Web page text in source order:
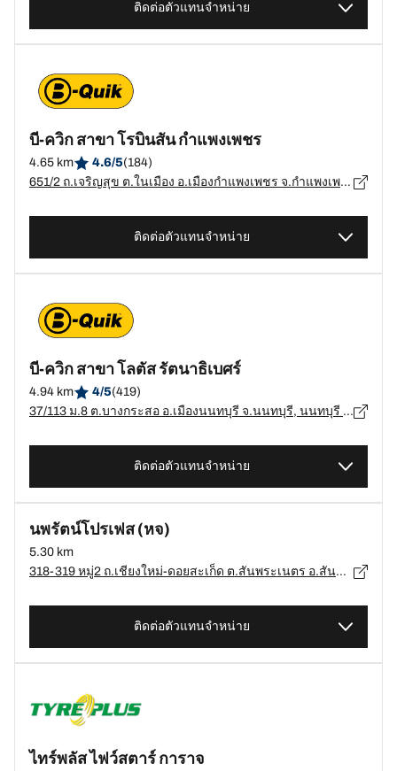
ติดต่อตัวแทนจำหน่าย
บี-ควิก สาขา โรบินสัน กำแพงเพชร
4.65 km 4.6/5(184)
651/2 ถ.เจริญสุข ต.ในเมือง อ.เมืองกำแพงเพชร จ.กำแพงเพชร, กำแพงเพชร - 62000
ติดต่อตัวแทนจำหน่าย
บี-ควิก สาขา โลตัส รัตนาธิเบศร์
4.94 km 4/5(419)
37/113 ม.8 ต.บางกระสอ อ.เมืองนนทบุรี จ.นนทบุรี, นนทบุรี - 11110
ติดต่อตัวแทนจำหน่าย
นพรัตน์โปรเฟส (หจ)
5.30 km
318-319 หมู่2 ถ.เชียงใหม่-ดอยสะเก็ด ต.สันพระเนตร อ.สันทราย, เชียงใหม่, เชียงใหม่ 50210, เชียงใหม่, เชียงใหม่ - 50210
ติดต่อตัวแทนจำหน่าย
ไทร์พลัส ไฟว์สตาร์ การาจ